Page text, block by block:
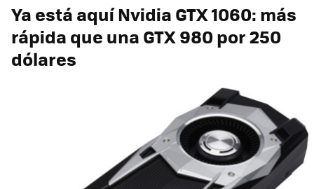
Ya está aquí Nvidia GTX 1060: más
rápida que una GTX 980 por 250
dólares